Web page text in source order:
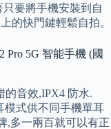
要將手機安裝到自
的快門鍵輕鬆自拍。
Pro 5G 智能手機 (國
的音效,IPX4 防水.
模式供不同手機單耳
,多一兩百就可以有正